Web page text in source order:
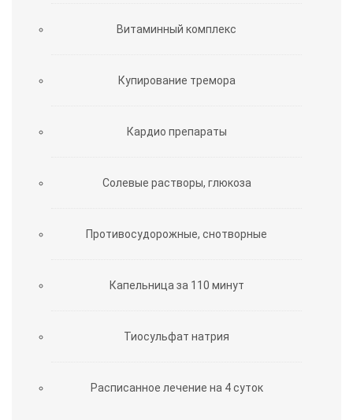
Витаминный комплекс
Купирование тремора
Кардио препараты
Солевые растворы, глюкоза
Противосудорожные, снотворные
Капельница за 110 минут
Тиосульфат натрия
Расписанное лечение на 4 суток